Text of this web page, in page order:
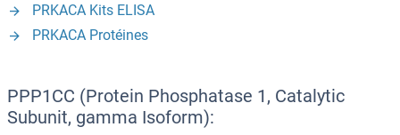
PRKACA Kits ELISA
PRKACA Protéines
PPP1CC (Protein Phosphatase 1, Catalytic
Subunit, gamma Isoform):